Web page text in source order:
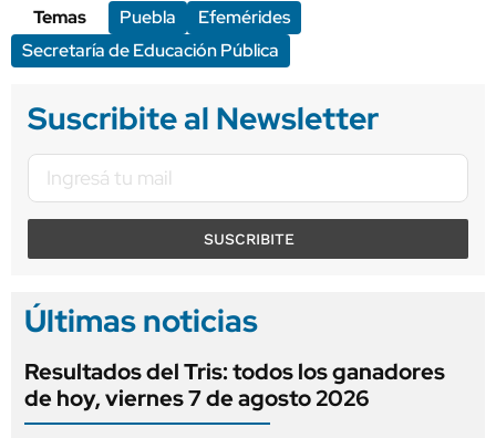
Temas
Puebla
Efemérides
Secretaría de Educación Pública
Suscribite al Newsletter
SUSCRIBITE
Últimas noticias
Resultados del Tris: todos los ganadores
de hoy, viernes 7 de agosto 2026